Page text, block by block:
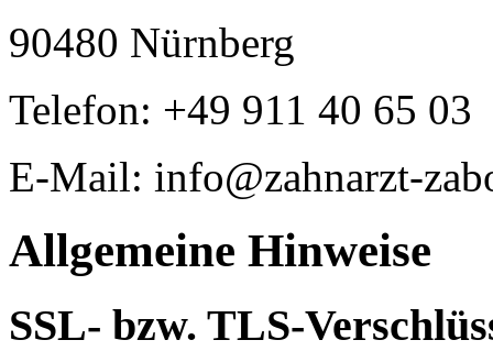
90480 Nürnberg
Telefon: +49 911 40 65 03
E-Mail: info@zahnarzt-
Allgemeine Hinweise
SSL- bzw. TLS-